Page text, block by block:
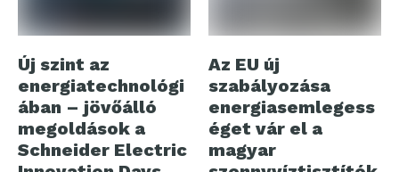
Új szint az
energiatechnológi
ában – jövőálló
megoldások a
Schneider Electric
Az EU új
szabályozása
energiasemlegess
éget vár el a
magyar